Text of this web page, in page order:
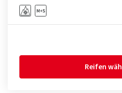
Reifen